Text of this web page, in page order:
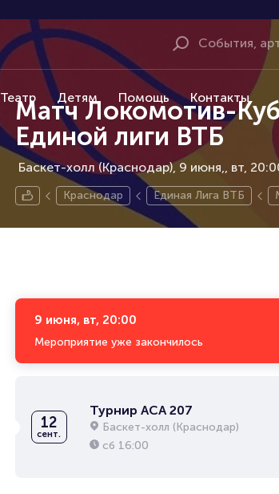
Театр Детям Помощь Контакты
Матч Локомотив-
Единой лиги ВТБ
Баскет-холл (Краснодар), 9 июня, вт,
Краснодар Единая Лига ВТБ
9 июня, вт, 20:00
Мероприятие уже закончилось
12
сент.
Турнир АСА 207
Баскет-холл (Краснодар)
сб 16:00